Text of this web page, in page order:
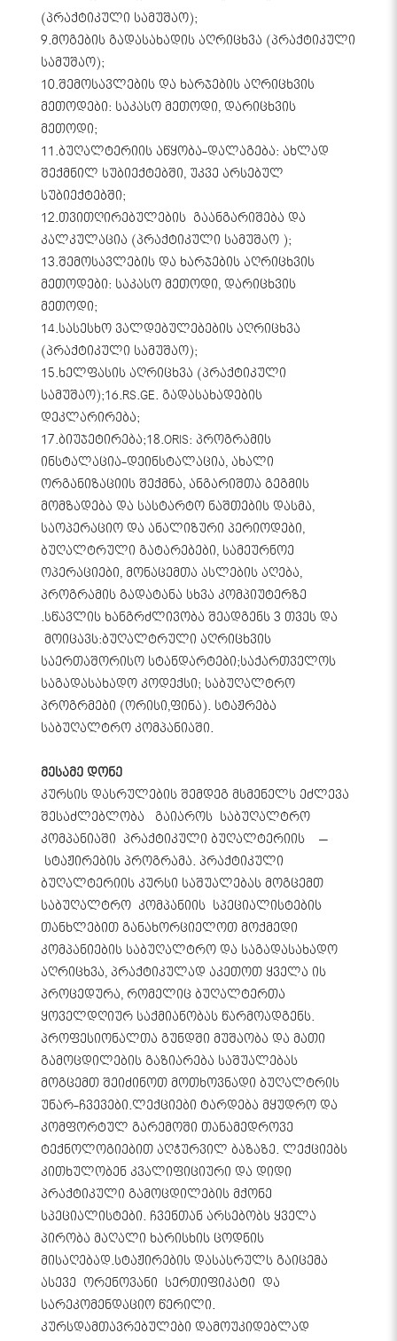
(პრაქტიკული სამუშაო);
9.მოგების გადასახადის აღრიცხვა (პრაქტიკული
სამუშაო);
10.შემოსავლების და ხარჯების აღრიცხვის
მეთოდები: საკასო მეთოდი, დარიცხვის
მეთოდი;
11.ბუღალტერიის აწყობა-დალაგება: ახლად
შექმნილ სუბიექტებში, უკვე არსებულ
სუბიექტებში;
12.თვითღირებულების გაანგარიშება და
კალკულაცია (პრაქტიკული სამუშაო );
13.შემოსავლების და ხარჯების აღრიცხვის
მეთოდები: საკასო მეთოდი, დარიცხვის
მეთოდი;
14.სასესხო ვალდებულებების აღრიცხვა
(პრაქტიკული სამუშაო);
15.ხელფასის აღრიცხვა (პრაქტიკული
სამუშაო);16.RS.GE. გადასახადების
დეკლარირება;
17.ბიუჯეტირება;18.ORIS: პროგრამის
ინსტალაცია-დეინსტალაცია, ახალი
ორგანიზაციის შექმნა, ანგარიშთა გეგმის
მომზადება და სასტარტო ნაშთების დასმა,
საოპერაციო და ანალიზური პერიოდები,
ბუღალტრული გატარებები, სამეურნოე
ოპერაციები, მონაცემთა ასლების აღება,
პროგრამის გადატანა სხვა კომპიუტერზე
.სწავლის ხანგრძლივობა შეადგენს 3 თვეს და
მოიცავს:ბუღალტრული აღრიცხვის
საერთაშორისო სტანდარტები;საქართველოს
საგადასახადო კოდექსი; საბუღალტრო
პროგრმები (ორისი,ფინა). სტაჟრება
საბუღალტრო კომპანიაში.
მესამე დონე
კურსის დასრულების შემდეგ მსმენელს ეძლევა
შესაძლებლობა გაიაროს საბუღალტრო
კომპანიაში პრაქტიკული ბუღალტერიის –
სტაჟირების პროგრამა. პრაქტიკული
ბუღალტერიის კურსი საშუალებას მოგცემთ
საბუღალტრო კომპანიის სპეციალისტების
თანხლებით განახორციელოთ მოქმედი
კომპანიების საბუღალტრო და საგადასახადო
აღრიცხვა, პრაქტიკულად აკეთოთ ყველა ის
პროცედურა, რომელიც ბუღალტერთა
ყოველდღიურ საქმიანობას წარმოადგენს.
პროფესიონალთა გუნდში მუშაობა და მათი
გამოცდილების გაზიარება საშუალებას
მოგცემთ შეიძინოთ მოთხოვნადი ბუღალტრის
უნარ-ჩვევები.ლექციები ტარდება მყუდრო და
კომფორტულ გარემოში თანამედროვე
ტექნოლოგიებით აღჭურვილ ბაზაზე. ლექციებს
კითხულობენ კვალიფიციური და დიდი
პრაქტიკული გამოცდილების მქონე
სპეციალისტები. ჩვენთან არსებობს ყველა
პირობა მაღალი ხარისხის ცოდნის
მისაღებად.სტაჟირების დასასრულს გაიცემა
ასევე ორენოვანი სერთიფიკატი და
სარეკომენდაციო წერილი.
კურსდამთავრებულები დამოუკიდებლად